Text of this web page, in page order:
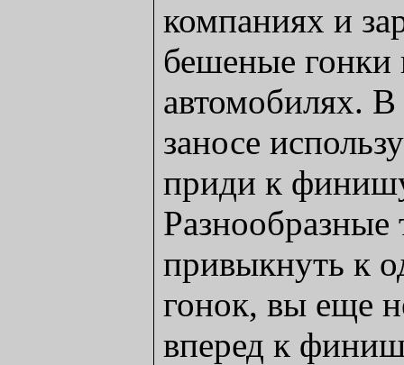
компаниях и
бешеные гонки
автомобилях.
заносе
приди к
Разнообразные
привыкнуть к
гонок, вы еще
вперед к